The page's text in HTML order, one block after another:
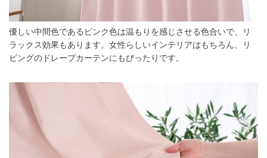
優しい中間色であるピンク色は温もりを感じさせる色合いで、リ
ラックス効果もあります。女性らしいインテリアはもちろん、リ
ビングのドレープカーテンにもぴったりです。